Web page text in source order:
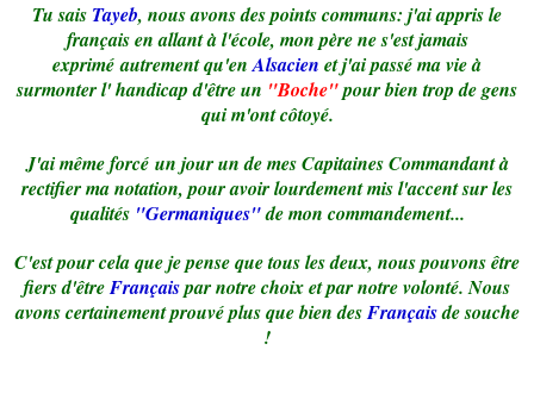
Tu sais Tayeb, nous avons des points communs: j'ai appris le
français en allant à l'école, mon père ne s'est jamais
exprimé autrement qu'enAlsacien et j'ai passé ma vie à
surmonter l' handicap d'être un "Boche"pour bien trop de gens
qui m'ont côtoyé.
J'ai même forcé un jour un de mes Capitaines Commandant à
rectifier ma notation, pour avoir lourdement mis l'accent sur les
qualités "Germaniques"de mon commandement...
C'est pour cela que je pense que tous les deux, nous pouvons être
fiers d'êtreFrançaispar notre choix et par notre volonté. Nous
avons certainement prouvé plus que bien desFrançaisde souche
!